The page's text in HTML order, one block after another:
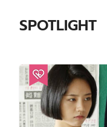
SPOTLIGHT